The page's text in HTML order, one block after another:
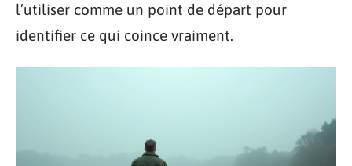
l’utiliser comme un point de départ pour
identifier ce qui coince vraiment.